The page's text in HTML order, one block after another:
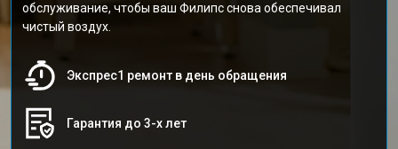
обслуживание, чтобы ваш Филипс снова обеспечивал
чистый воздух.
Экспрес1 ремонт в день обращения
Гарантия до 3-х лет